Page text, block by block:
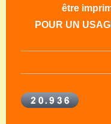
être
POUR UN